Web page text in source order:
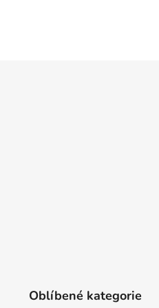
Oblíbené kategorie